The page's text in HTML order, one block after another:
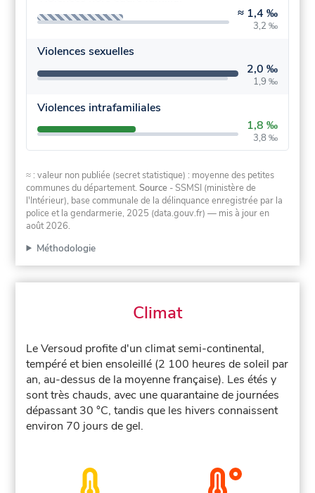
≈ 1,4 ‰
3,2 ‰
Violences sexuelles
2,0 ‰
1,9 ‰
Violences intrafamiliales
1,8 ‰
3,8 ‰
≈ : valeur non publiée (secret statistique) : moyenne des petites
communes du département.Source - SSMSI (ministère de
l'Intérieur), base communale de la délinquance enregistrée par la
police et la gendarmerie, 2025 (data.gouv.fr) — mis à jour en
août 2026.
Méthodologie
Climat
Le Versoud profite d'un climat semi-continental,
tempéré et bien ensoleillé (2 100 heures de soleil par
an, au-dessus de la moyenne française). Les étés y
sont très chauds, avec une quarantaine de journées
dépassant 30 °C, tandis que les hivers connaissent
environ 70 jours de gel.